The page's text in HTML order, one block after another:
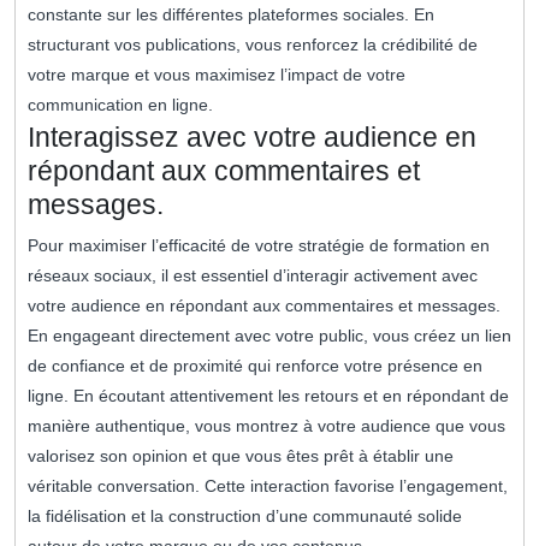
constante sur les différentes plateformes sociales. En
structurant vos publications, vous renforcez la crédibilité de
votre marque et vous maximisez l’impact de votre
communication en ligne.
Interagissez avec votre audience en
répondant aux commentaires et
messages.
Pour maximiser l’efficacité de votre stratégie de formation en
réseaux sociaux, il est essentiel d’interagir activement avec
votre audience en répondant aux commentaires et messages.
En engageant directement avec votre public, vous créez un lien
de confiance et de proximité qui renforce votre présence en
ligne. En écoutant attentivement les retours et en répondant de
manière authentique, vous montrez à votre audience que vous
valorisez son opinion et que vous êtes prêt à établir une
véritable conversation. Cette interaction favorise l’engagement,
la fidélisation et la construction d’une communauté solide